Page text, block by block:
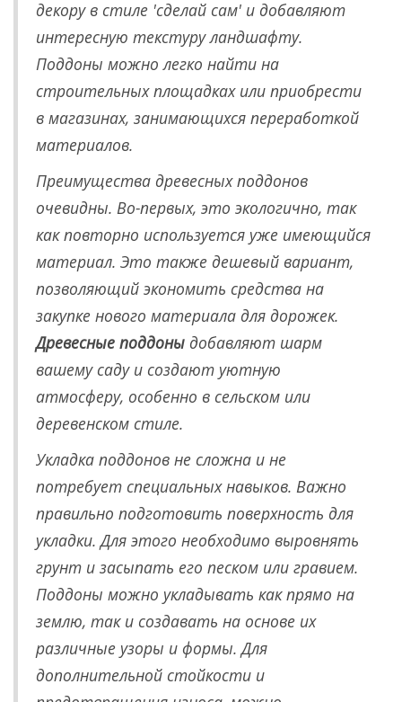
декору в стиле 'сделай сам' и добавляют
интересную текстуру ландшафту.
Поддоны можно легко найти на
строительных площадках или приобрести
в магазинах, занимающихся переработкой
материалов.
Преимущества древесных поддонов
очевидны. Во-первых, это экологично, так
как повторно используется уже имеющийся
материал. Это также дешевый вариант,
позволяющий экономить средства на
закупке нового материала для дорожек.
Древесные поддоны добавляют шарм
вашему саду и создают уютную
атмосферу, особенно в сельском или
деревенском стиле.
Укладка поддонов не сложна и не
потребует специальных навыков. Важно
правильно подготовить поверхность для
укладки. Для этого необходимо выровнять
грунт и засыпать его песком или гравием.
Поддоны можно укладывать как прямо на
землю, так и создавать на основе их
различные узоры и формы. Для
дополнительной стойкости и